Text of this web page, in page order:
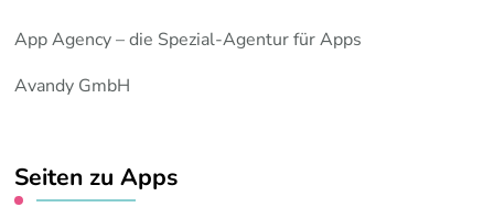
App Agency – die Spezial-Agentur für Apps
Avandy GmbH
Seiten zu Apps